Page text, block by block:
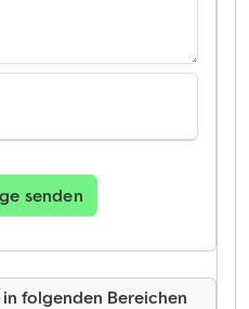
senden
folgenden Bereichen